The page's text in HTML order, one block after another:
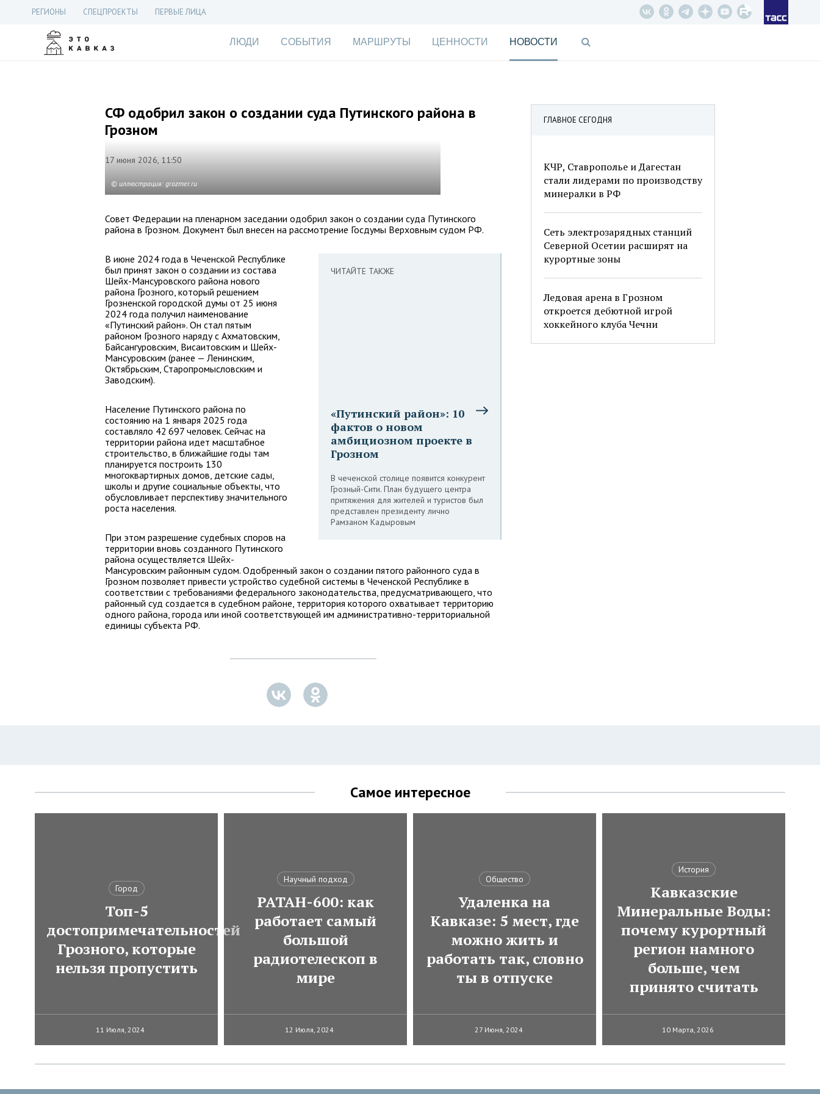
РЕГИОНЫ СПЕЦПРОЕКТЫ ПЕРВЫЕ ЛИЦА
ЛЮДИ СОБЫТИЯ МАРШРУТЫ ЦЕННОСТИ НОВОСТИ
ГЛАВНОЕ СЕГОДНЯ
КЧР, Ставрополье и Дагестан
стали лидерами по производству
минералки в РФ
Сеть электрозарядных станций
Северной Осетии расширят на
курортные зоны
Ледовая арена в Грозном
откроется дебютной игрой
хоккейного клуба Чечни
СФ одобрил закон о создании суда Путинского района в
Грозном
17 июня 2026, 11:50
© иллюстрация: grozmer.ru
Совет Федерации на пленарном заседании одобрил закон о создании суда Путинского
района в Грозном. Документ был внесен на рассмотрение Госдумы Верховным судом РФ.
ЧИТАЙТЕ ТАКЖЕ
«Путинский район»: 10
фактов о новом
амбициозном проекте в
Грозном
В чеченской столице появится конкурент
Грозный-Сити. План будущего центра
притяжения для жителей и туристов был
представлен президенту лично
Рамзаном Кадыровым
В июне 2024 года в Чеченской Республике
был принят закон о создании из состава
Шейх-Мансуровского района нового
района Грозного, который решением
Грозненской городской думы от 25 июня
2024 года получил наименование
«Путинский район». Он стал пятым
районом Грозного наряду с Ахматовским,
Байсангуровским, Висаитовским и Шейх-
Мансуровским (ранее — Ленинским,
Октябрьским, Старопромысловским и
Заводским).
Население Путинского района по
состоянию на 1 января 2025 года
составляло 42 697 человек. Сейчас на
территории района идет масштабное
строительство, в ближайшие годы там
планируется построить 130
многоквартирных домов, детские сады,
школы и другие социальные объекты, что
обусловливает перспективу значительного
роста населения.
При этом разрешение судебных споров на
территории вновь созданного Путинского
района осуществляется Шейх-
Мансуровским районным судом. Одобренный закон о создании пятого районного суда в
Грозном позволяет привести устройство судебной системы в Чеченской Республике в
соответствии с требованиями федерального законодательства, предусматривающего, что
районный суд создается в судебном районе, территория которого охватывает территорию
одного района, города или иной соответствующей им административно-территориальной
единицы субъекта РФ.
Самое интересное
Город
Топ-5
достопримечательностей
Грозного, которые
нельзя пропустить
11 Июля, 2024
Научный подход
РАТАН-600: как
работает самый
большой
радиотелескоп в
мире
12 Июля, 2024
Общество
Удаленка на
Кавказе: 5 мест, где
можно жить и
работать так, словно
ты в отпуске
27 Июня, 2024
История
Кавказские
Минеральные Воды:
почему курортный
регион намного
больше, чем
принято считать
10 Марта, 2026